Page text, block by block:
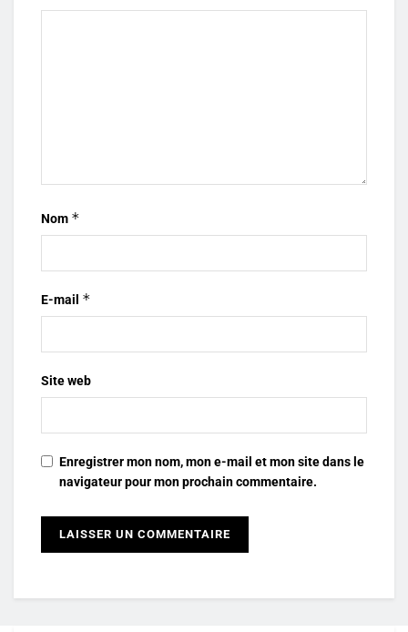
Nom *
E-mail *
Site web
Enregistrer mon nom, mon e-mail et mon site dans le
navigateur pour mon prochain commentaire.